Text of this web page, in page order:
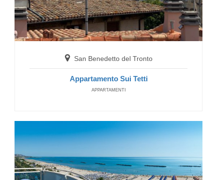
San Benedetto del Tronto
HOTELS
San Benedetto del Tronto
Appartamento Sui Tetti
APPARTAMENTI